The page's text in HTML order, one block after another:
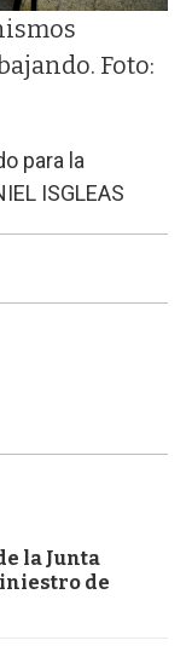
Foto:
para la
ISGLEAS
la Junta
de